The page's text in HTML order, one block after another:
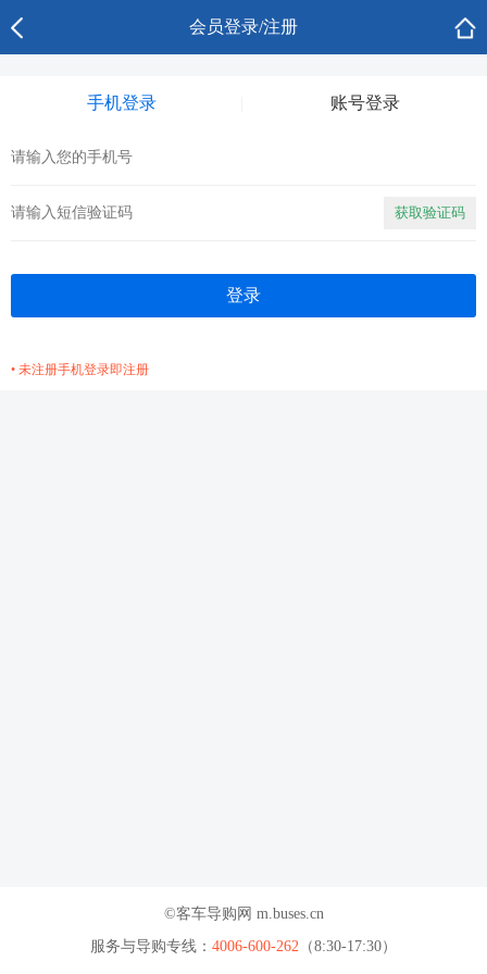
会员登录/注册
手机登录 账号登录
获取验证码
• 未注册手机登录即注册
©客车导购网 m.buses.cn
服务与导购专线： 4006-600-262 （8:30-17:30）